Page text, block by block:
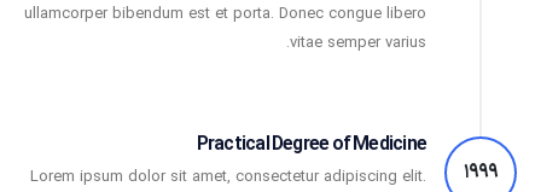
ullamcorper bibendum est et porta. Donec congue libero
vitae semper varius.
1999
Practical Degree of Medicine
Lorem ipsum dolor sit amet, consectetur adipiscing elit.